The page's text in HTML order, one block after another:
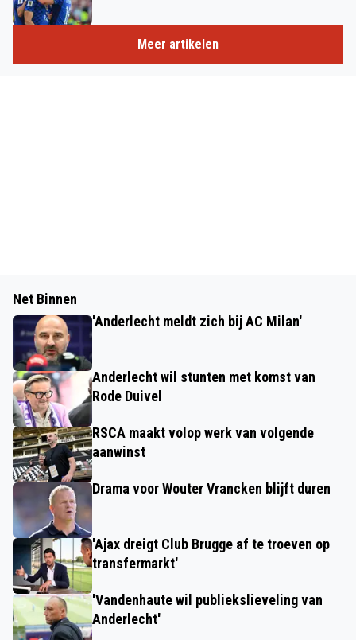
Meer artikelen
Net Binnen
'Anderlecht meldt zich bij AC Milan'
Anderlecht wil stunten met komst van
Rode Duivel
RSCA maakt volop werk van volgende
aanwinst
Drama voor Wouter Vrancken blijft duren
'Ajax dreigt Club Brugge af te troeven op
transfermarkt'
'Vandenhaute wil publiekslieveling van
Anderlecht'